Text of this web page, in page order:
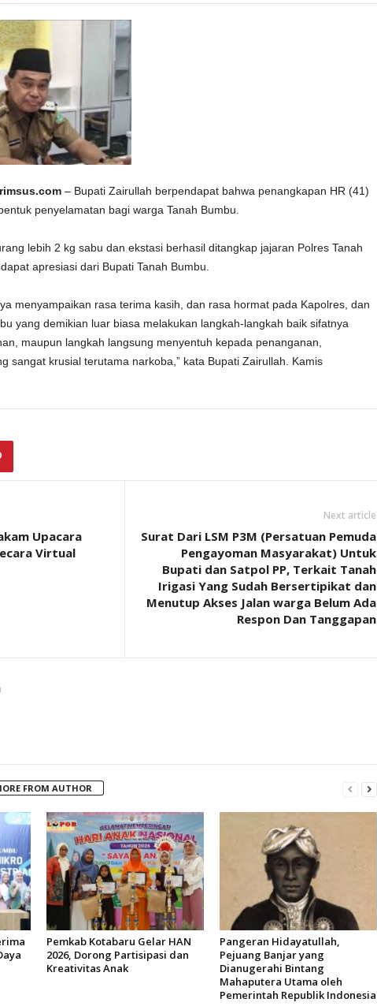
– Bupati Zairullah berpendapat bahwa penangkapan HR (41)
penyelamatan bagi warga Tanah Bumbu.
lebih 2 kg sabu dan ekstasi berhasil ditangkap jajaran Polres Tanah
apresiasi dari Bupati Tanah Bumbu.
menyampaikan rasa terima kasih, dan rasa hormat pada Kapolres, dan
yang demikian luar biasa melakukan langkah-langkah baik sifatnya
maupun langkah langsung menyentuh kepada penanganan,
sangat krusial terutama narkoba,” kata Bupati Zairullah. Kamis
Upacara
Virtual
Next article
Surat Dari LSM P3M (Persatuan Pemuda
Pengayoman Masyarakat) Untuk
Bupati dan Satpol PP, Terkait Tanah
Irigasi Yang Sudah Bersertipikat dan
Menutup Akses Jalan warga Belum Ada
Respon Dan Tanggapan
FROM AUTHOR
Pemkab Kotabaru Gelar HAN
2026, Dorong Partisipasi dan
Kreativitas Anak
Pangeran Hidayatullah,
Pejuang Banjar yang
Dianugerahi Bintang
Mahaputera Utama oleh
Pemerintah Republik Indonesia